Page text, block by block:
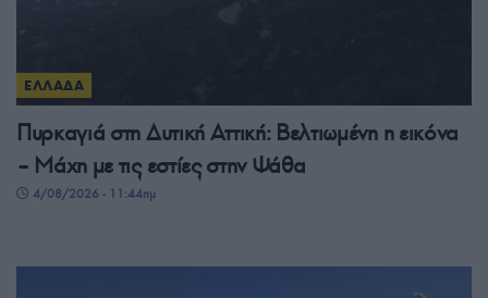
ΕΛΛΑΔΑ
Πυρκαγιά στη Δυτική Αττική: Βελτιωμένη η εικόνα
– Μάχη με τις εστίες στην Ψάθα
4/08/2026 - 11:44πμ